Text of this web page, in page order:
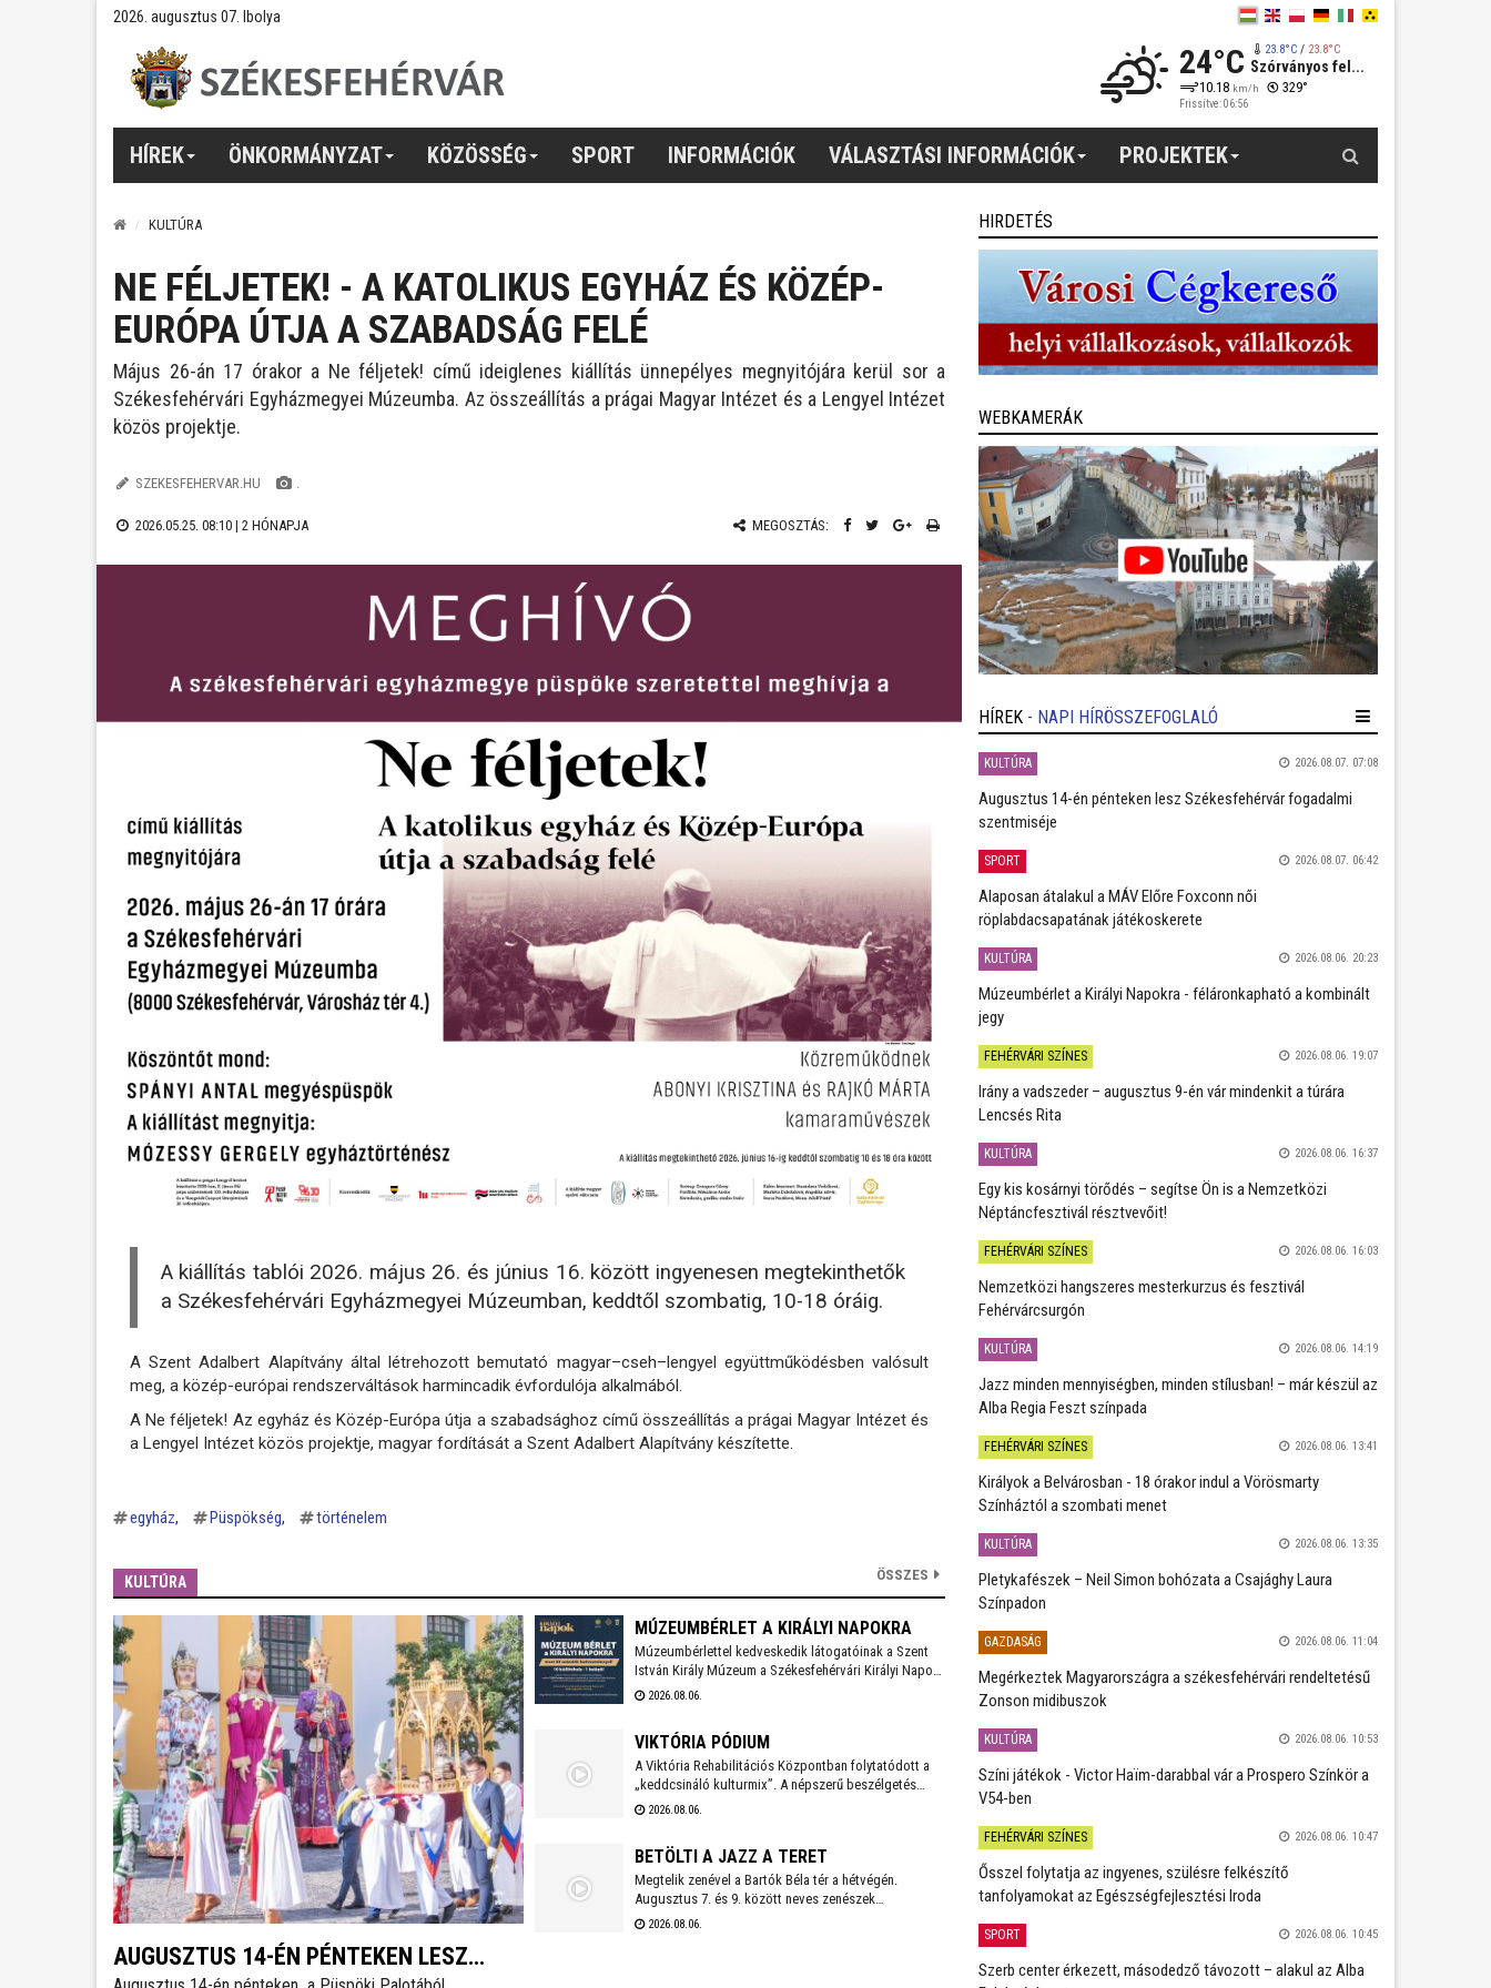
2026. augusztus 07. Ibolya
24°C 23.8°C/ 23.8°C
Szórványos fel...
10.18 km/h 329°
Frissítve: 06:56
HÍREK ÖNKORMÁNYZAT KÖZÖSSÉG SPORT INFORMÁCIÓK VÁLASZTÁSI INFORMÁCIÓK PROJEKTEK
KULTÚRA
NE FÉLJETEK! - A KATOLIKUS EGYHÁZ ÉS KÖZÉP-
EURÓPA ÚTJA A SZABADSÁG FELÉ
Május 26-án 17 órakor a Ne féljetek! című ideiglenes kiállítás ünnepélyes megnyitójára kerül sor a
Székesfehérvári Egyházmegyei Múzeumba. Az összeállítás a prágai Magyar Intézet és a Lengyel Intézet
közös projektje.
SZEKESFEHERVAR.HU .
2026.05.25. 08:10 | 2 HÓNAPJA MEGOSZTÁS:
A kiállítás tablói 2026. május 26. és június 16. között ingyenesen megtekinthetők
a Székesfehérvári Egyházmegyei Múzeumban, keddtől szombatig, 10-18 óráig.
A Szent Adalbert Alapítvány által létrehozott bemutató magyar–cseh–lengyel együttműködésben valósult
meg, a közép-európai rendszerváltások harmincadik évfordulója alkalmából.
A Ne féljetek! Az egyház és Közép-Európa útja a szabadsághoz című összeállítás a prágai Magyar Intézet és
a Lengyel Intézet közös projektje, magyar fordítását a Szent Adalbert Alapítvány készítette.
egyház Püspökség történelem
KULTÚRA ÖSSZES
AUGUSZTUS 14-ÉN PÉNTEKEN LESZ
MÚZEUMBÉRLET A KIRÁLYI NAPOKRA
Múzeumbérlettel kedveskedik látogatóinak a Szent
István Király Múzeum a Székesfehérvári Királyi Napok
idején. Most féláron, 5.300 forintért lehet megvenni a
2026.08.06.
VIKTÓRIA PÓDIUM
A Viktória Rehabilitációs Központban folytatódott a
„keddcsináló kulturmix”. A népszerű beszélgetés
sorozaton ezúttal is kivételes vendégek tisztelték
2026.08.06.
BETÖLTI A JAZZ A TERET
Megtelik zenével a Bartók Béla tér a hétvégén.
Augusztus 7. és 9. között neves zenészek
szórakoztatják a közönséget az Alba Regia Feszten.
2026.08.06.
HIRDETÉS
WEBKAMERÁK
HÍREK - NAPI HÍRÖSSZEFOGLALÓ
KULTÚRA 2026.08.07. 07:08
Augusztus 14-én pénteken lesz Székesfehérvár fogadalmi
szentmiséje
SPORT 2026.08.07. 06:42
Alaposan átalakul a MÁV Előre Foxconn női
röplabdacsapatának játékoskerete
KULTÚRA 2026.08.06. 20:23
Múzeumbérlet a Királyi Napokra - féláronkapható a kombinált
jegy
FEHÉRVÁRI SZÍNES 2026.08.06. 19:07
Irány a vadszeder – augusztus 9-én vár mindenkit a túrára
Lencsés Rita
KULTÚRA 2026.08.06. 16:37
Egy kis kosárnyi törődés – segítse Ön is a Nemzetközi
Néptáncfesztivál résztvevőit!
FEHÉRVÁRI SZÍNES 2026.08.06. 16:03
Nemzetközi hangszeres mesterkurzus és fesztivál
Fehérvárcsurgón
KULTÚRA 2026.08.06. 14:19
Jazz minden mennyiségben, minden stílusban! – már készül az
Alba Regia Feszt színpada
FEHÉRVÁRI SZÍNES 2026.08.06. 13:41
Királyok a Belvárosban - 18 órakor indul a Vörösmarty
Színháztól a szombati menet
KULTÚRA 2026.08.06. 13:35
Pletykafészek – Neil Simon bohózata a Csajághy Laura
Színpadon
GAZDASÁG 2026.08.06. 11:04
Megérkeztek Magyarországra a székesfehérvári rendeltetésű
Zonson midibuszok
KULTÚRA 2026.08.06. 10:53
Színi játékok - Victor Haïm-darabbal vár a Prospero Színkör a
V54-ben
FEHÉRVÁRI SZÍNES 2026.08.06. 10:47
Ősszel folytatja az ingyenes, szülésre felkészítő
tanfolyamokat az Egészségfejlesztési Iroda
SPORT 2026.08.06. 10:45
Szerb center érkezett, másodedző távozott – alakul az Alba